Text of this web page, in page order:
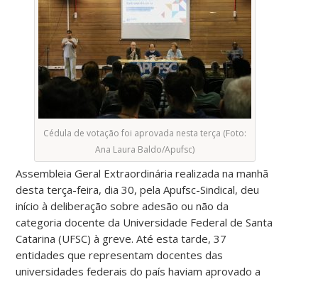
Cédula de votação foi aprovada nesta terça (Foto:
Ana Laura Baldo/Apufsc)
Assembleia Geral Extraordinária realizada na manhã
desta terça-feira, dia 30, pela Apufsc-Sindical, deu
início à deliberação sobre adesão ou não da
categoria docente da Universidade Federal de Santa
Catarina (UFSC) à greve. Até esta tarde, 37
entidades que representam docentes das
universidades federais do país haviam aprovado a